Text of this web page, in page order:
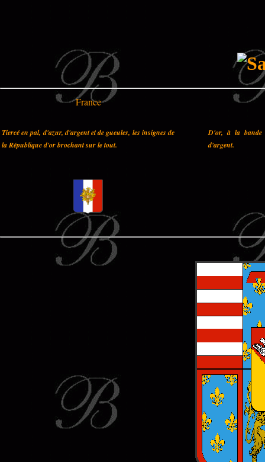
France
Tiercé en pal, d'azur, d'argent et de gueules, les insignes de
la République d'or brochant sur le tout.
D'or, à la bande
d'argent.